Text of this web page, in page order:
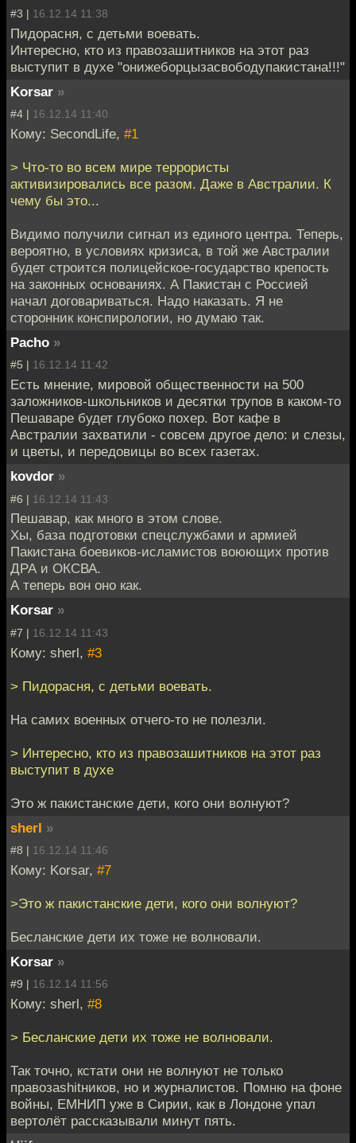
#3 | 16.12.14 11:38
Пидорасня, с детьми воевать.
Интересно, кто из правозашитников на этот раз
выступит в духе "онижеборцызасвободупакистана!!!"
Korsar »
#4 | 16.12.14 11:40
Кому: SecondLife, #1
> Что-то во всем мире террористы
активизировались все разом. Даже в Австралии. К
чему бы это...
Видимо получили сигнал из единого центра. Теперь,
вероятно, в условиях кризиса, в той же Австралии
будет строится полицейское-государство крепость
на законных основаниях. А Пакистан с Россией
начал договариваться. Надо наказать. Я не
сторонник конспирологии, но думаю так.
Pacho »
#5 | 16.12.14 11:42
Есть мнение, мировой общественности на 500
заложников-школьников и десятки трупов в каком-то
Пешаваре будет глубоко похер. Вот кафе в
Австралии захватили - совсем другое дело: и слезы,
и цветы, и передовицы во всех газетах.
kovdor »
#6 | 16.12.14 11:43
Пешавар, как много в этом слове.
Хы, база подготовки спецслужбами и армией
Пакистана боевиков-исламистов воюющих против
ДРА и ОКСВА.
А теперь вон оно как.
Korsar »
#7 | 16.12.14 11:43
Кому: sherl, #3
> Пидорасня, с детьми воевать.
На самих военных отчего-то не полезли.
> Интересно, кто из правозашитников на этот раз
выступит в духе
Это ж пакистанские дети, кого они волнуют?
sherl »
#8 | 16.12.14 11:46
Кому: Korsar, #7
>Это ж пакистанские дети, кого они волнуют?
Бесланские дети их тоже не волновали.
Korsar »
#9 | 16.12.14 11:56
Кому: sherl, #8
> Бесланские дети их тоже не волновали.
Так точно, кстати они не волнуют не только
правозаshitников, но и журналистов. Помню на фоне
войны, ЕМНИП уже в Сирии, как в Лондоне упал
вертолёт рассказывали минут пять.